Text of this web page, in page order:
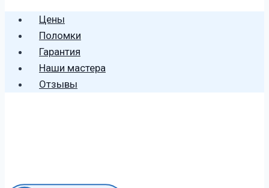
Цены
Поломки
Гарантия
Наши мастера
Отзывы